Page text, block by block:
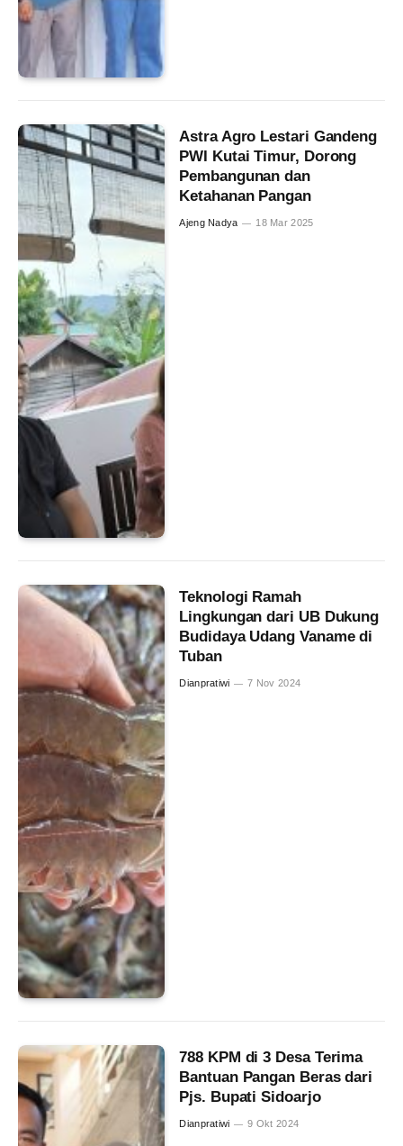
Astra Agro Lestari Gandeng
PWI Kutai Timur, Dorong
Pembangunan dan
Ketahanan Pangan
Ajeng Nadya 18 Mar 2025
Teknologi Ramah
Lingkungan dari UB Dukung
Budidaya Udang Vaname di
Tuban
Dianpratiwi 7 Nov 2024
788 KPM di 3 Desa Terima
Bantuan Pangan Beras dari
Pjs. Bupati Sidoarjo
Dianpratiwi 9 Okt 2024